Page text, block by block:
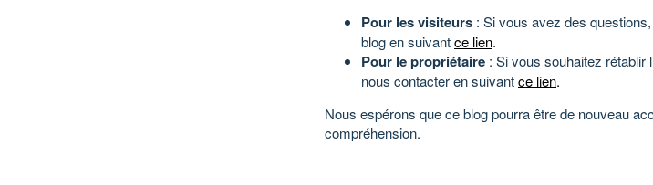
Pour les visiteurs : Si vous avez des
blog en suivantce lien.
Pour le propriétaire : Si vous souhaitez rétablir
nous contacter en suivantce lien.
Nous espérons que ce blog pourra être de nouveau
compréhension.